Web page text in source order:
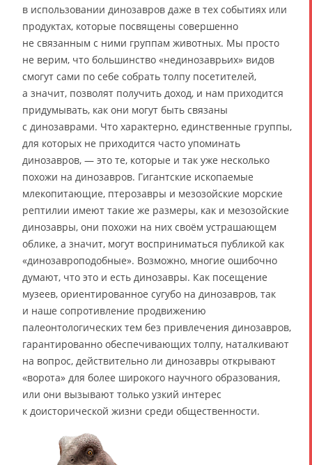
в использовании динозавров даже в тех событиях или
продуктах, которые посвящены совершенно
не связанным с ними группам животных. Мы просто
не верим, что большинство «нединозаврьих» видов
смогут сами по себе собрать толпу посетителей,
а значит, позволят получить доход, и нам приходится
придумывать, как они могут быть связаны
с динозаврами. Что характерно, единственные группы,
для которых не приходится часто упоминать
динозавров, — это те, которые и так уже несколько
похожи на динозавров. Гигантские ископаемые
млекопитающие, птерозавры и мезозойские морские
рептилии имеют такие же размеры, как и мезозойские
динозавры, они похожи на них своём устрашающем
облике, а значит, могут восприниматься публикой как
«динозавроподобные». Возможно, многие ошибочно
думают, что это и есть динозавры. Как посещение
музеев, ориентированное сугубо на динозавров, так
и наше сопротивление продвижению
палеонтологических тем без привлечения динозавров,
гарантированно обеспечивающих толпу, наталкивают
на вопрос, действительно ли динозавры открывают
«ворота» для более широкого научного образования,
или они вызывают только узкий интерес
к доисторической жизни среди общественности.